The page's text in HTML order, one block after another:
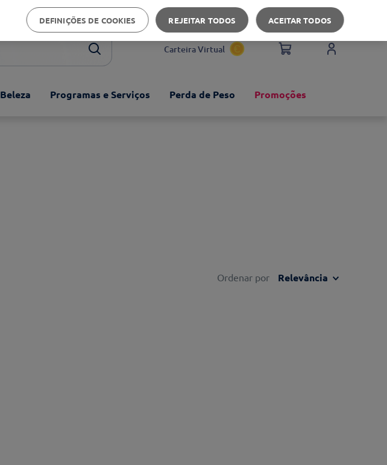
Apoio ao cliente
Carteira Virtual
Beleza Programas e Serviços Perda de Peso Promoções
Ordenar por Relevância
DEFINIÇÕES DE COOKIES REJEITAR TODOS ACEITAR TODOS